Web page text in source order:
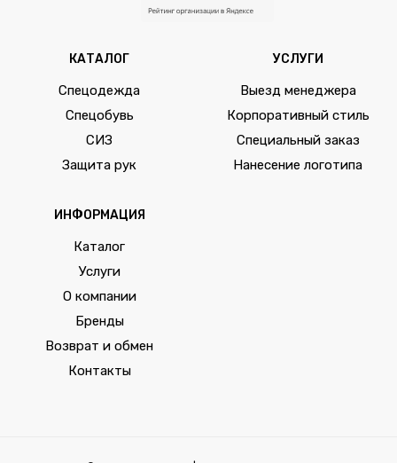
КАТАЛОГ
Спецодежда
Спецобувь
СИЗ
Защита рук
УСЛУГИ
Выезд менеджера
Корпоративный стиль
Специальный заказ
Нанесение логотипа
ИНФОРМАЦИЯ
Каталог
Услуги
О компании
Бренды
Возврат и обмен
Контакты